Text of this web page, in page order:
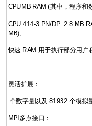
CPUMB RAM (其中，程序和
CPU 414-3 PN/DP: 2.8 MB
MB);
快速 RAM 用于执行部分用户
灵活扩展：
个数字量以及 81932 个模拟
MPI多点接口：